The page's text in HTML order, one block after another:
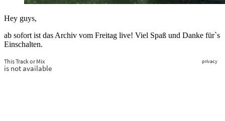
Hey guys,
ab sofort ist das Archiv vom Freitag live! Viel Spaß und Danke für`s
Einschalten.